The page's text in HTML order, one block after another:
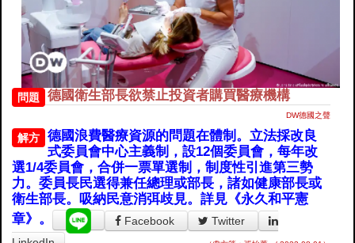
問題 德國衛生部長欲禁止投資者購買醫療機構
DW德國之聲
解方
德國浪費醫療資源的問題在體制。立法採改良
式委員會中心主義制，設12個委員會，每年改
選1/4委員會，合併一票單選制，制度性引進第三勢
力。委員長民選得兼任總理或部長，諸如健康部長或
衛生部長。吸納民意消弭歧見。詳見《永久和平憲
章》。
Facebook
Twitter